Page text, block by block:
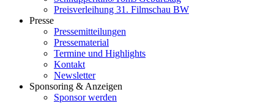
Preisverleihung 31. Filmschau BW
Presse
Pressemitteilungen
Pressematerial
Termine und Highlights
Kontakt
Newsletter
Sponsoring & Anzeigen
Sponsor werden